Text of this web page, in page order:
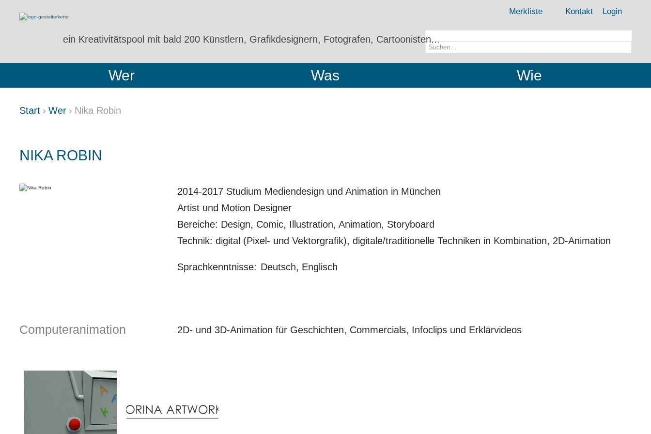
Merkliste Kontakt Login
ein Kreativitätspool mit bald 200 Künstlern, Grafikdesignern, Fotografen, Cartoonisten...
Wer Was Wie
Start Wer Nika Robin
NIKA ROBIN
2014-2017 Studium Mediendesign und Animation in München
Artist und Motion Designer
Bereiche: Design, Comic, Illustration, Animation, Storyboard
Technik: digital (Pixel- und Vektorgrafik), digitale/traditionelle Techniken in Kombination, 2D-Animation
Sprachkenntnisse: Deutsch, Englisch
Computeranimation 2D- und 3D-Animation für Geschichten, Commercials, Infoclips und Erklärvideos